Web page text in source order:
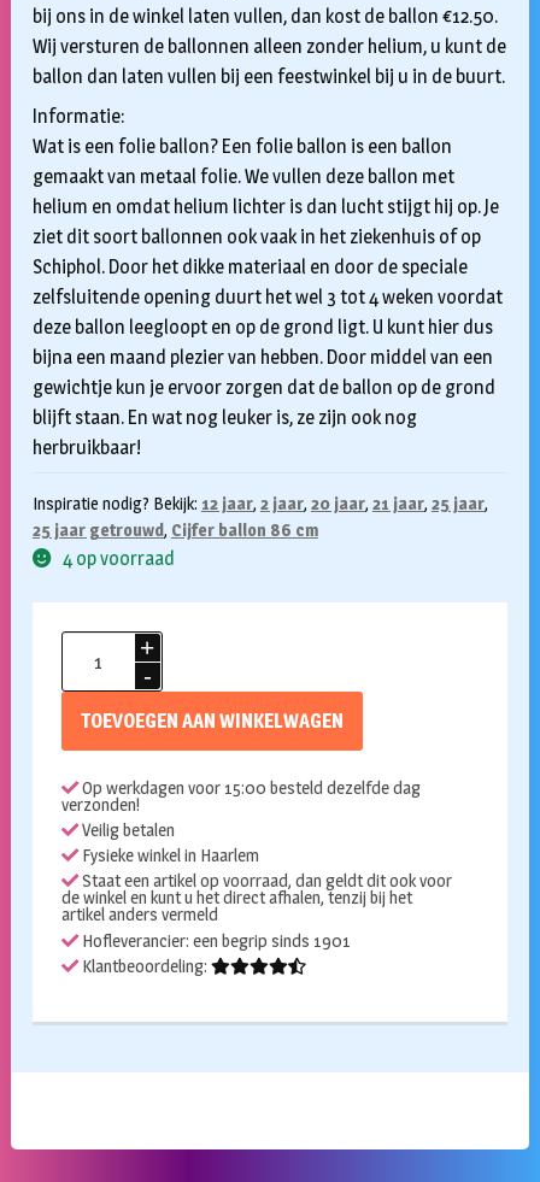
bij ons in de winkel laten vullen, dan kost de ballon €12.50.
Wij versturen de ballonnen alleen zonder helium, u kunt de
ballon dan laten vullen bij een feestwinkel bij u in de buurt.
Informatie:
Wat is een folie ballon? Een folie ballon is een ballon
gemaakt van metaal folie. We vullen deze ballon met
helium en omdat helium lichter is dan lucht stijgt hij op. Je
ziet dit soort ballonnen ook vaak in het ziekenhuis of op
Schiphol. Door het dikke materiaal en door de speciale
zelfsluitende opening duurt het wel 3 tot 4 weken voordat
deze ballon leegloopt en op de grond ligt. U kunt hier dus
bijna een maand plezier van hebben. Door middel van een
gewichtje kun je ervoor zorgen dat de ballon op de grond
blijft staan. En wat nog leuker is, ze zijn ook nog
herbruikbaar!
Inspiratie nodig? Bekijk: 12 jaar, 2 jaar, 20 jaar, 21 jaar, 25 jaar,
25 jaar getrouwd, Cijfer ballon 86 cm
4 op voorraad
Folieballon
cijfer
aantal
TOEVOEGEN AAN WINKELWAGEN
Op werkdagen voor 15:00 besteld dezelfde dag
verzonden!
Veilig betalen
Fysieke winkel in Haarlem
Staat een artikel op voorraad, dan geldt dit ook voor
de winkel en kunt u het direct afhalen, tenzij bij het
artikel anders vermeld
Hofleverancier: een begrip sinds 1901
Klantbeoordeling: